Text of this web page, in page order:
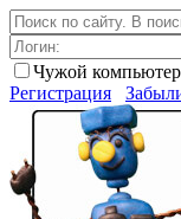
Чужой компьютер
Регистрация